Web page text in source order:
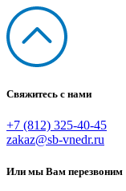
Свяжитесь с нами
+7 (812) 325-40-45
zakaz@sb-vnedr.ru
Или мы Вам перезвоним